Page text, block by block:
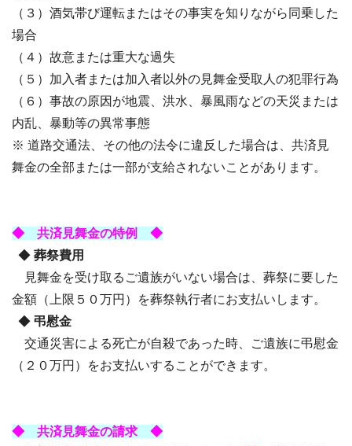
（３）酒気帯び運転またはその事実を知りながら同乗した
場合
（４）故意または重大な過失
（５）加入者または加入者以外の見舞金受取人の犯罪行為
（６）事故の原因が地震、洪水、暴風雨などの天災または
内乱、暴動等の異常事態
※ 道路交通法、その他の法令に違反した場合は、共済見
舞金の全部または一部が支給されないことがあります。
◆ 共済見舞金の特例 ◆
◆ 葬祭費用
見舞金を受け取るご遺族がいない場合は、葬祭に要した
金額（上限５０万円）を葬祭執行者にお支払いします。
◆ 弔慰金
交通災害による死亡が自殺であった時、ご遺族に弔慰金
（２０万円）をお支払いすることができます。
◆ 共済見舞金の請求 ◆